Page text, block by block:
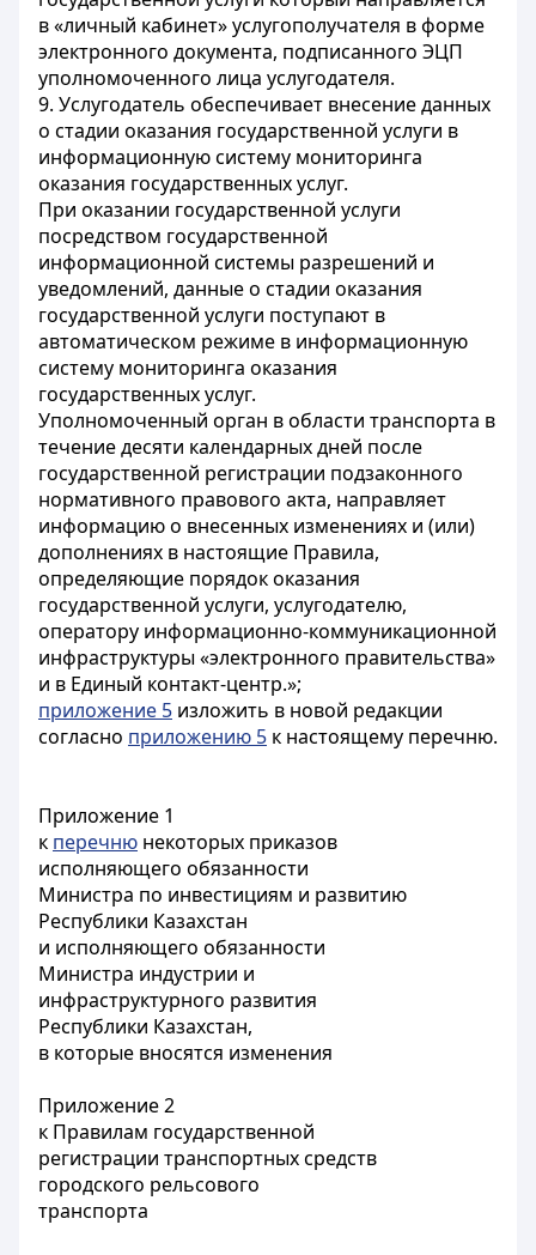
в «личный кабинет» услугополучателя в форме
электронного документа, подписанного ЭЦП
уполномоченного лица услугодателя.
9. Услугодатель обеспечивает внесение данных
о стадии оказания государственной услуги в
информационную систему мониторинга
оказания государственных услуг.
При оказании государственной услуги
посредством государственной
информационной системы разрешений и
уведомлений, данные о стадии оказания
государственной услуги поступают в
автоматическом режиме в информационную
систему мониторинга оказания
государственных услуг.
Уполномоченный орган в области транспорта в
течение десяти календарных дней после
государственной регистрации подзаконного
нормативного правового акта, направляет
информацию о внесенных изменениях и (или)
дополнениях в настоящие Правила,
определяющие порядок оказания
государственной услуги, услугодателю,
оператору информационно-коммуникационной
инфраструктуры «электронного правительства»
и в Единый контакт-центр.»;
приложение 5 изложить в новой редакции
согласно приложению 5 к настоящему перечню.
Приложение 1
к перечню некоторых приказов
исполняющего обязанности
Министра по инвестициям и развитию
Республики Казахстан
и исполняющего обязанности
Министра индустрии и
инфраструктурного развития
Республики Казахстан,
в которые вносятся изменения
Приложение 2
к Правилам государственной
регистрации транспортных средств
городского рельсового
транспорта